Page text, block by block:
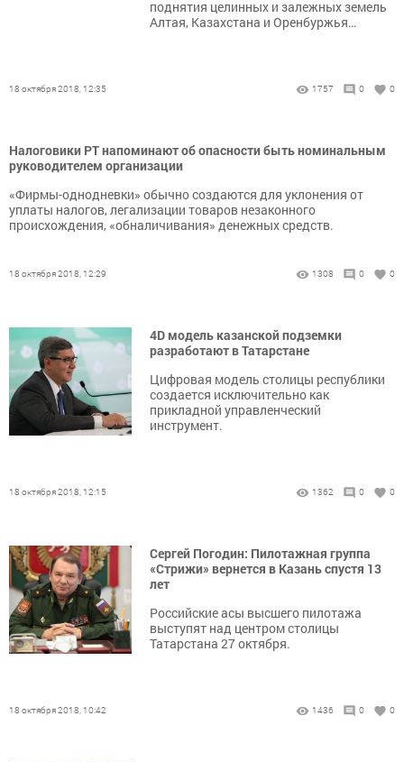
поднятия целинных и залежных земель
Алтая, Казахстана и Оренбуржья…
18 октября 2018, 12:35 1757 0 0
Налоговики РТ напоминают об опасности быть номинальным
руководителем организации
«Фирмы-однодневки» обычно создаются для уклонения от
уплаты налогов, легализации товаров незаконного
происхождения, «обналичивания» денежных средств.
18 октября 2018, 12:29 1308 0 0
4D модель казанской подземки
разработают в Татарстане
Цифровая модель столицы республики
создается исключительно как
прикладной управленческий
инструмент.
18 октября 2018, 12:15 1362 0 0
Сергей Погодин: Пилотажная группа
«Стрижи» вернется в Казань спустя 13
лет
Российские асы высшего пилотажа
выступят над центром столицы
Татарстана 27 октября.
18 октября 2018, 10:42 1436 0 0